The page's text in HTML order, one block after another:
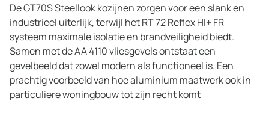
De GT70S Steellook kozijnen zorgen voor een slank en
industrieel uiterlijk, terwijl het RT 72 Reflex HI+ FR
systeem maximale isolatie en brandveiligheid biedt.
Samen met de AA 4110 vliesgevels ontstaat een
gevelbeeld dat zowel modern als functioneel is. Een
prachtig voorbeeld van hoe aluminium maatwerk ook in
particuliere woningbouw tot zijn recht komt